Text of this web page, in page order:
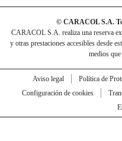
© CARACOL S.A.
CARACOL S.A. realiza una reserva
y otras prestaciones accesibles desde
medios que
Aviso legal Política de
Configuración de cookies